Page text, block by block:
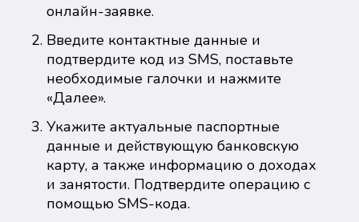
онлайн-заявке.
Введите контактные данные и
подтвердите код из SMS, поставьте
необходимые галочки и нажмите
«Далее».
Укажите актуальные паспортные
данные и действующую банковскую
карту, а также информацию о доходах
и занятости. Подтвердите операцию с
помощью SMS-кода.